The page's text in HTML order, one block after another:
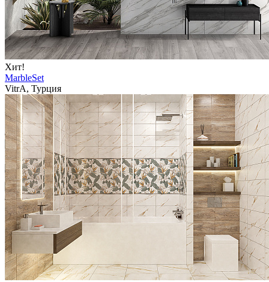
Хит!
MarbleSet
VitrA, Турция